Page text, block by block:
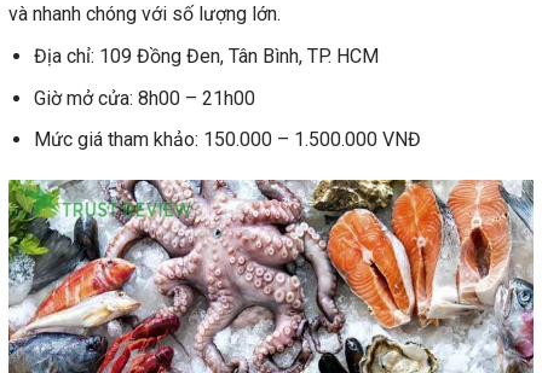
và nhanh chóng với số lượng lớn.
Địa chỉ: 109 Đồng Đen, Tân Bình, TP. HCM
Giờ mở cửa: 8h00 – 21h00
Mức giá tham khảo: 150.000 – 1.500.000 VNĐ